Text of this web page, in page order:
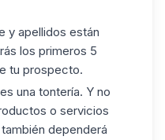
y apellidos están
los primeros 5
tu prospecto.
una tontería. Y no
o servicios
dependerá